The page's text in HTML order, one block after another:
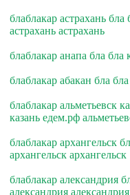
блаблакар астрахань
астрахань астрахань
блаблакар анапа бла бла
блаблакар абакан бла
блаблакар альметьевск
казань едем.рф
блаблакар архангельск
архангельск архангельск
блаблакар александрия
александрия александрия